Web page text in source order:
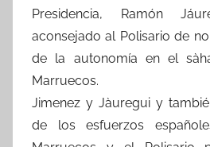
Presidencia, Ramón
aconsejado al Polisario de
de la autonomía en el
Marruecos.
Jimenez y Jàuregui y
de los esfuerzos